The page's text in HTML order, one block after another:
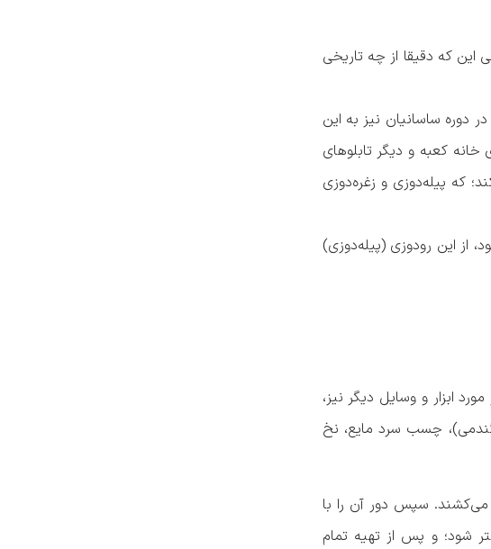
که دقیقا از چه تاریخی
دوره ساسانیان نیز به این
کعبه و دیگر تابلو‌های
که پیله‌دوزی و زغره‌دوزی
از این رودوزی (پیله‌دوزی)
ابزار و وسایل دیگر نیز،
گندمی)، چسب سرد مایع، نخ
می‌کشند. سپس دور آن را با
شود؛ و پس از تهیه تمام